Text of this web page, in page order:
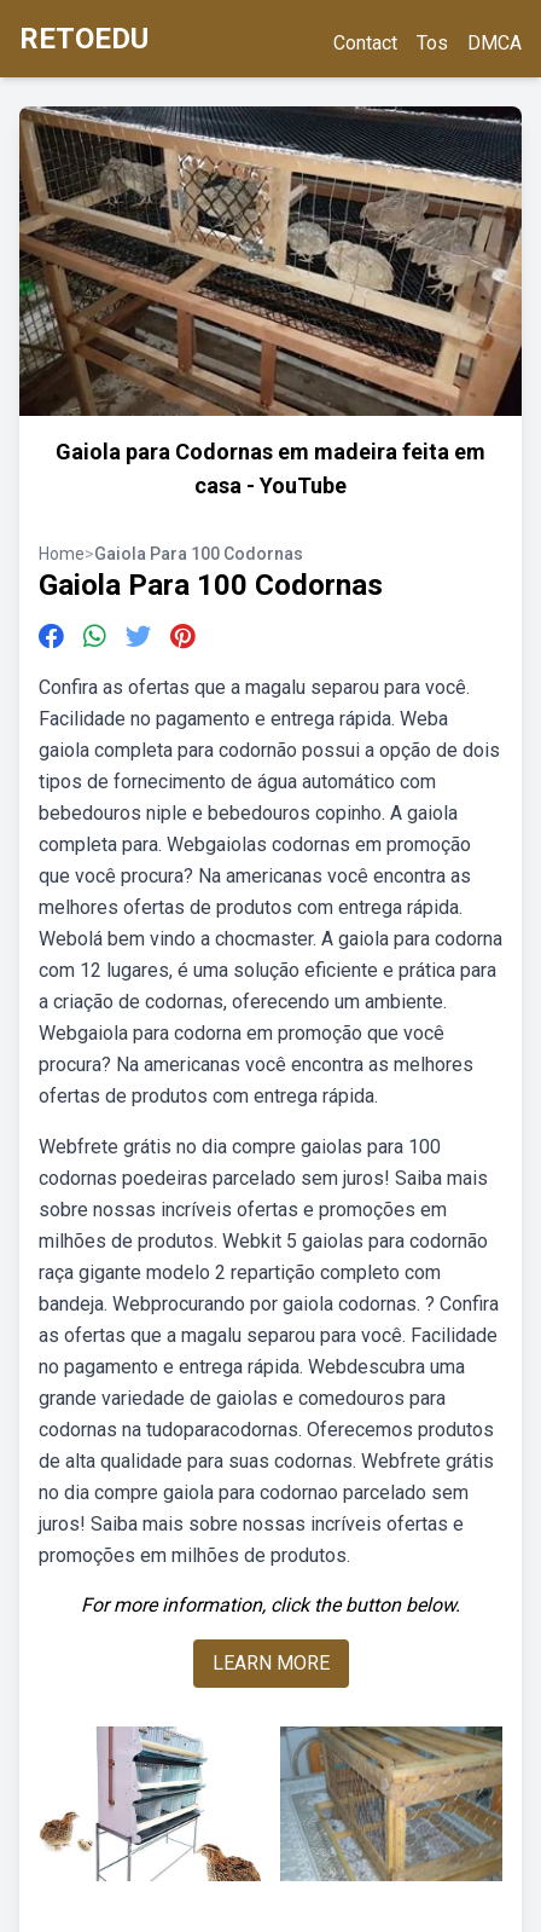
RETOEDU Contact Tos DMCA
Gaiola para Codornas em madeira feita em
casa - YouTube
Home>Gaiola Para 100 Codornas
Gaiola Para 100 Codornas
Confira as ofertas que a magalu separou para você.
Facilidade no pagamento e entrega rápida. Weba
gaiola completa para codornão possui a opção de dois
tipos de fornecimento de água automático com
bebedouros niple e bebedouros copinho. A gaiola
completa para. Webgaiolas codornas em promoção
que você procura? Na americanas você encontra as
melhores ofertas de produtos com entrega rápida.
Webolá bem vindo a chocmaster. A gaiola para codorna
com 12 lugares, é uma solução eficiente e prática para
a criação de codornas, oferecendo um ambiente.
Webgaiola para codorna em promoção que você
procura? Na americanas você encontra as melhores
ofertas de produtos com entrega rápida.
Webfrete grátis no dia compre gaiolas para 100
codornas poedeiras parcelado sem juros! Saiba mais
sobre nossas incríveis ofertas e promoções em
milhões de produtos. Webkit 5 gaiolas para codornão
raça gigante modelo 2 repartição completo com
bandeja. Webprocurando por gaiola codornas. ? Confira
as ofertas que a magalu separou para você. Facilidade
no pagamento e entrega rápida. Webdescubra uma
grande variedade de gaiolas e comedouros para
codornas na tudoparacodornas. Oferecemos produtos
de alta qualidade para suas codornas. Webfrete grátis
no dia compre gaiola para codornao parcelado sem
juros! Saiba mais sobre nossas incríveis ofertas e
promoções em milhões de produtos.
For more information, click the button below.
LEARN MORE